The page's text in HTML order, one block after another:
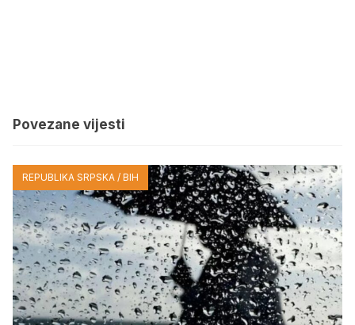
Povezane vijesti
REPUBLIKA SRPSKA / BIH